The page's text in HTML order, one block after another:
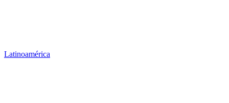
Latinoamérica